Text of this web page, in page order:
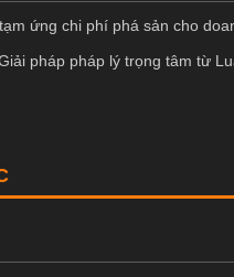
ứng chi phí phá sản cho
pháp pháp lý trọng tâm từ